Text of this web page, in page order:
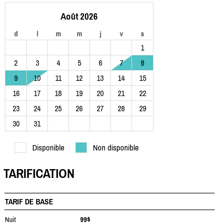
Août 2026
d l m m j v s
1
2
3 4 5 6 7
8
9
10 11 12 13 14
15
16
17 18 19 20 21
22
23
24 25 26 27 28
29
30
31
Disponible Non disponible
TARIFICATION
TARIF DE BASE
Nuit
99$